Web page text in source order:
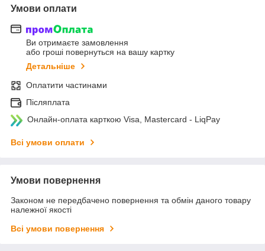
Умови оплати
Ви отримаєте замовлення
або гроші повернуться на вашу картку
Детальніше
Оплатити частинами
Післяплата
Онлайн-оплата карткою Visa, Mastercard - LiqPay
Всі умови оплати
Умови повернення
Законом не передбачено повернення та обмін даного товару
належної якості
Всі умови повернення